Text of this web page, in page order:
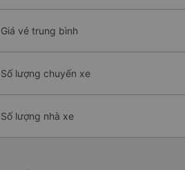
Giá vé trung bình
Số lượng chuyến xe
Số lượng nhà xe